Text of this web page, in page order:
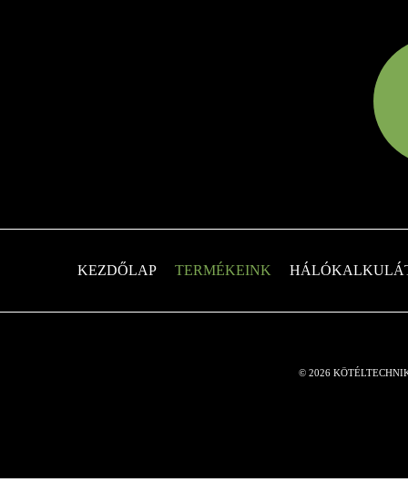
KEZDŐLAP TERMÉKEINK
© 2026